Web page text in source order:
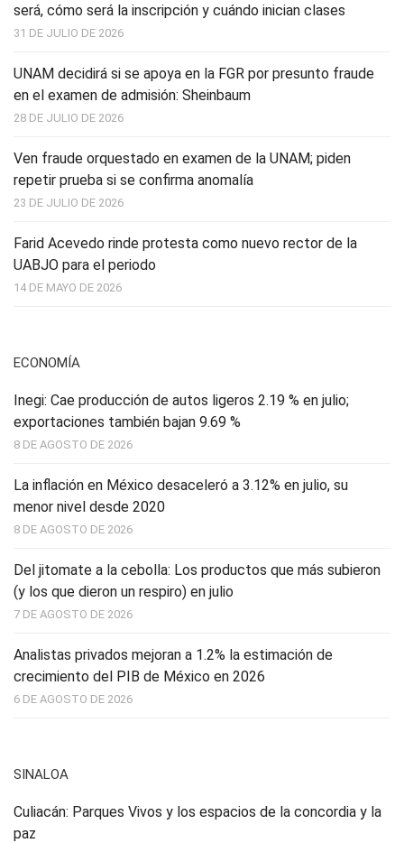
será, cómo será la inscripción y cuándo inician clases
31 DE JULIO DE 2026
UNAM decidirá si se apoya en la FGR por presunto fraude
en el examen de admisión: Sheinbaum
28 DE JULIO DE 2026
Ven fraude orquestado en examen de la UNAM; piden
repetir prueba si se confirma anomalía
23 DE JULIO DE 2026
Farid Acevedo rinde protesta como nuevo rector de la
UABJO para el periodo
14 DE MAYO DE 2026
ECONOMÍA
Inegi: Cae producción de autos ligeros 2.19 % en julio;
exportaciones también bajan 9.69 %
8 DE AGOSTO DE 2026
La inflación en México desaceleró a 3.12% en julio, su
menor nivel desde 2020
8 DE AGOSTO DE 2026
Del jitomate a la cebolla: Los productos que más subieron
(y los que dieron un respiro) en julio
7 DE AGOSTO DE 2026
Analistas privados mejoran a 1.2% la estimación de
crecimiento del PIB de México en 2026
6 DE AGOSTO DE 2026
SINALOA
Culiacán: Parques Vivos y los espacios de la concordia y la
paz